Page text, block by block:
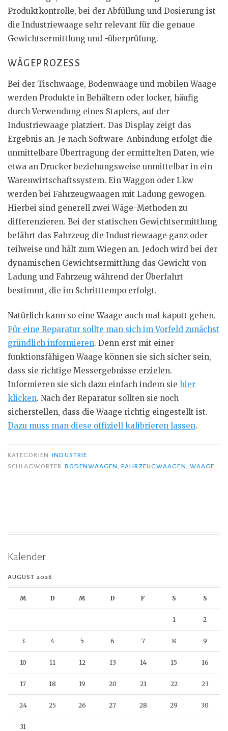
Produktkontrolle, bei der Abfüllung und Dosierung ist
die Industriewaage sehr relevant für die genaue
Gewichtsermittlung und -überprüfung.
WÄGEPROZESS
Bei der Tischwaage, Bodenwaage und mobilen Waage
werden Produkte in Behältern oder locker, häufig
durch Verwendung eines Staplers, auf der
Industriewaage platziert. Das Display zeigt das
Ergebnis an. Je nach Software-Anbindung erfolgt die
unmittelbare Übertragung der ermittelten Daten, wie
etwa an Drucker beziehungsweise unmittelbar in ein
Warenwirtschaftssystem. Ein Waggon oder Lkw
werden bei Fahrzeugwaagen mit Ladung gewogen.
Hierbei sind generell zwei Wäge-Methoden zu
differenzieren. Bei der statischen Gewichtsermittlung
befährt das Fahrzeug die Industriewaage ganz oder
teilweise und hält zum Wiegen an. Jedoch wird bei der
dynamischen Gewichtsermittlung das Gewicht von
Ladung und Fahrzeug während der Überfahrt
bestimmt, die im Schritttempo erfolgt.
Natürlich kann so eine Waage auch mal kaputt gehen.
Für eine Reparatur sollte man sich im Vorfeld zunächst
gründlich informieren. Denn erst mit einer
funktionsfähigen Waage können sie sich sicher sein,
dass sie richtige Messergebnisse erzielen.
Informieren sie sich dazu einfach indem sie hier
klicken. Nach der Reparatur sollten sie noch
sicherstellen, dass die Waage richtig eingestellt ist.
Dazu muss man diese offiziell kalibrieren lassen.
KATEGORIEN INDUSTRIE
SCHLAGWÖRTER BODENWAAGEN,FAHRZEUGWAAGEN, WAAGE
Kalender
AUGUST 2026
M D M D F S S
1 2
3 4 5 6 7 8 9
10 11 12 13 14 15 16
17 18 19 20 21 22 23
24 25 26 27 28 29 30
31